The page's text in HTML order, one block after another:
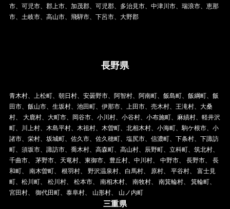
市、可児市、郡上市、加茂郡、可児郡、多治見市、中津川市、瑞浪市、恵那
市、土岐市、高山市、飛騨市、下呂市、大野郡
長野県
青木村、上松町、朝日村、安曇野市、阿智村、阿南町、飯島町、飯綱町、飯
田市、飯山市、生坂村、池田町、伊那市、上田市、売木村、王滝村、大桑
村、 大鹿村、大町市、岡谷市、小川村、小谷村、小布施町、麻績村、軽井沢
町、川上村、木島平村、木祖村、木曽町、北相木村、小海町、駒ケ根市、小
諸市、栄村、坂城町、佐久市、佐久穂町、塩尻市、信濃町、下条村、下諏訪
町、須坂市、諏訪市、喬木村、高森町、高山村、辰野町、立科町、筑北村、
千曲市、 茅野市、天竜村、東御市、豊丘村、中川村、 中野市、 長野市、 長
和町、 南木曽町、 根羽村、 野沢温泉村、白馬村、 原村、 平谷村、 富士見
町、松川町、 松川村、 松本市、 南相木村、 南牧村、 南箕輪村、 箕輪町、
宮田村、 御代田町、泰阜村、 山形村、 山ノ内町
三重県